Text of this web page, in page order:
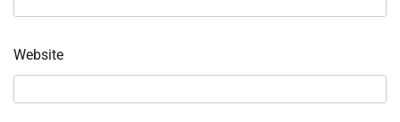
Website